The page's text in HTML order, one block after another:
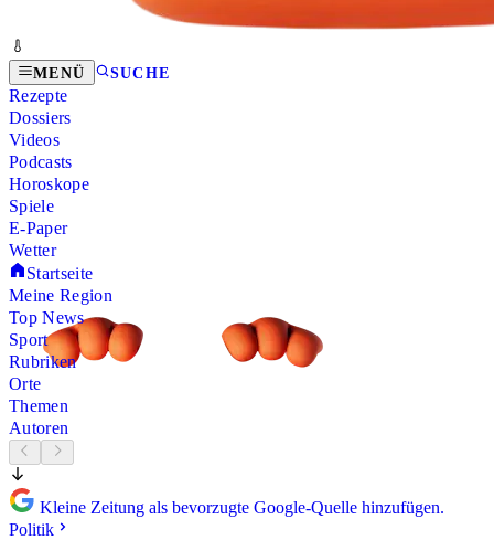
MENÜ SUCHE
Rezepte
Dossiers
Videos
Podcasts
Horoskope
Spiele
E-Paper
Wetter
Startseite
Meine Region
Top News
Sport
Rubriken
Orte
Themen
Autoren
Kleine Zeitung als bevorzugte Google-Quelle hinzufügen.
Politik